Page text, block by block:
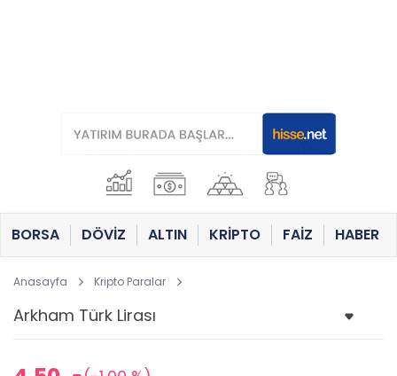
BORSA DÖVİZ ALTIN KRİPTO FAİZ HABER
Anasayfa Kripto Paralar